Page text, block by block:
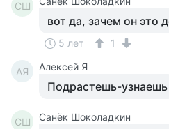
СШ
вот да, зачем он это
5 лет 1
АЯ Алексей Я
Подрастешь-узнаешь
СШ Санёк Шоколадкин